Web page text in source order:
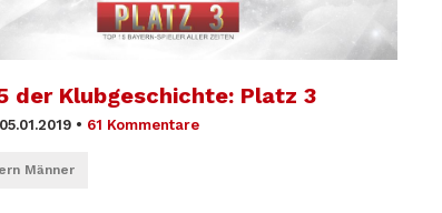
der Klubgeschichte: Platz 3
05.01.2019 • 61 Kommentare
Männer